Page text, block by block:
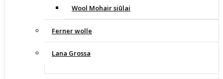
Wool Mohair siūlai
Ferner wolle
Lana Grossa